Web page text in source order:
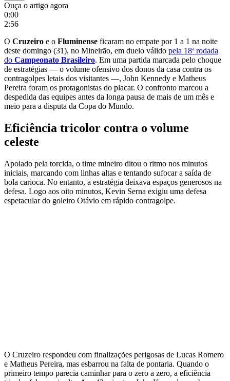
Ouça o artigo agora
0:00
2:56
O Cruzeiro e o Fluminense ficaram no empate por 1 a 1 na noite
deste domingo (31), no Mineirão, em duelo válido pela 18ª rodada
do Campeonato Brasileiro. Em uma partida marcada pelo choque
de estratégias — o volume ofensivo dos donos da casa contra os
contragolpes letais dos visitantes —, John Kennedy e Matheus
Pereira foram os protagonistas do placar. O confronto marcou a
despedida das equipes antes da longa pausa de mais de um mês e
meio para a disputa da Copa do Mundo.
Eficiência tricolor contra o volume
celeste
Apoiado pela torcida, o time mineiro ditou o ritmo nos minutos
iniciais, marcando com linhas altas e tentando sufocar a saída de
bola carioca. No entanto, a estratégia deixava espaços generosos na
defesa. Logo aos oito minutos, Kevin Serna exigiu uma defesa
espetacular do goleiro Otávio em rápido contragolpe.
O Cruzeiro respondeu com finalizações perigosas de Lucas Romero
e Matheus Pereira, mas esbarrou na falta de pontaria. Quando o
primeiro tempo parecia caminhar para o zero a zero, a eficiência